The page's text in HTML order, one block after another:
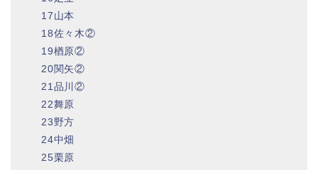
17山本
18佐々木②
19楢原②
20関矢②
21品川②
22舞原
23野方
24中畑
25栗原